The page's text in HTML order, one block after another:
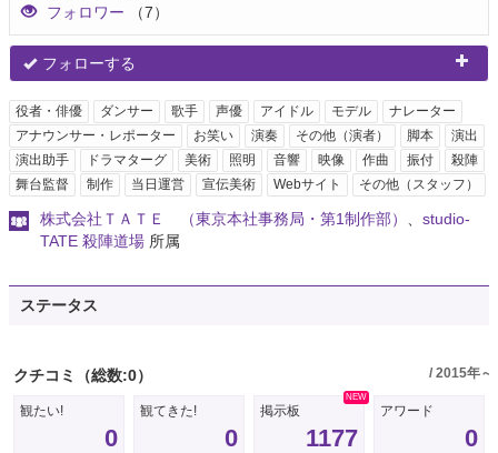
フォロワー
（7）
フォローする
役者・俳優 ダンサー 歌手 声優 アイドル モデル
ナレーター
アナウンサー・レポーター
お笑い 演奏 その他（演者） 脚本
演出
演出助手
ドラマターグ 美術 照明 音響 映像 作曲 振付
殺陣
舞台監督
制作 当日運営 宣伝美術 Webサイト その他（スタッフ）
株式会社ＴＡＴＥ （東京本社事務局・第1制作部）
studio-
TATE 殺陣道場 所属
ステータス
クチコミ （総数:0） / 2015年～
観たい!
0
観てきた!
0
掲示板
1177
NEW
アワード
0